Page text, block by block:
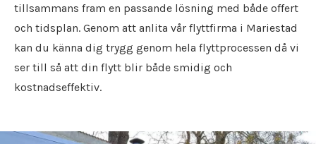
Flyttfirma Laxå
Flyttfirma Lekeberg
Flyttfirma Lidköping
Flyttfirma Lindesberg
Flyttfirma Motala
Städfirma Lidköping
Städfirma Lindesberg
Städfirma Linköping
Städfirma Ljusnarsberg
Städfirma Mariestad
Städfirma Nora
tillsammans fram en passande lösning med både offert
och tidsplan. Genom att anlita vår flyttfirma i Mariestad
kan du känna dig trygg genom hela flyttprocessen då vi
ser till så att din flytt blir både smidig och
kostnadseffektiv.